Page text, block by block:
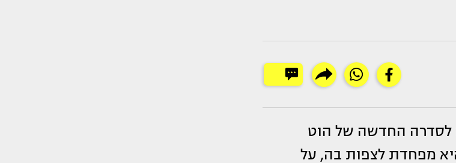
לסדרה החדשה של הוט
מפחדת לצפות בה, על